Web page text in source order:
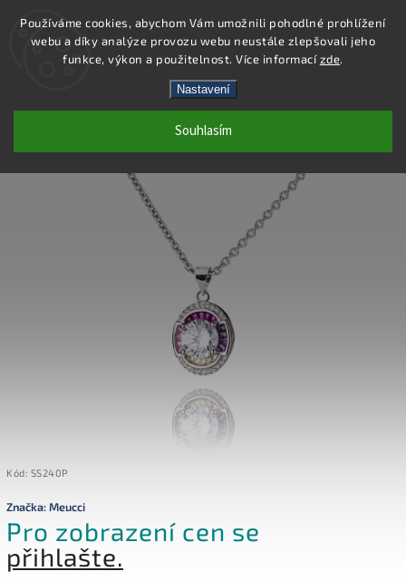
Používáme cookies, abychom Vám umožnili pohodlné prohlížení
webu a díky analýze provozu webu neustále zlepšovali jeho
funkce, výkon a použitelnost. Více informacízde.
Nastavení
Souhlasím
Hledat
SS240P - PŘÍVĚSEK AG 925/1000
Kód: SS240P
Značka:Meucci
Pro zobrazení cen se
přihlašte.